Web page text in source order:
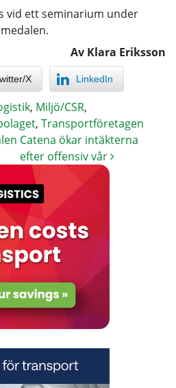
vid ett seminarium under
Av Klara Eriksson
X LinkedIn
, Miljö/CSR,
, Transportföretagen
Catena ökar intäkterna
efter offensiv vår